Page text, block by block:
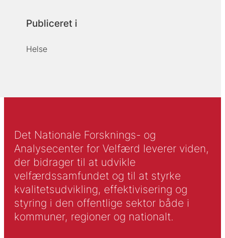
Publiceret i
Helse
Det Nationale Forsknings- og
Analysecenter for Velfærd leverer viden,
der bidrager til at udvikle
velfærdssamfundet og til at styrke
kvalitetsudvikling, effektivisering og
styring i den offentlige sektor både i
kommuner, regioner og nationalt.